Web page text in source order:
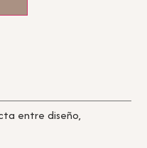
entre diseño,